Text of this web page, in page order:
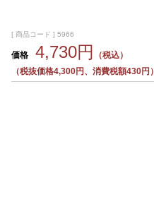
[ 商品コード ] 5966
価格 4,730円
（税込）
（税抜価格4,300円、消費税額430円）